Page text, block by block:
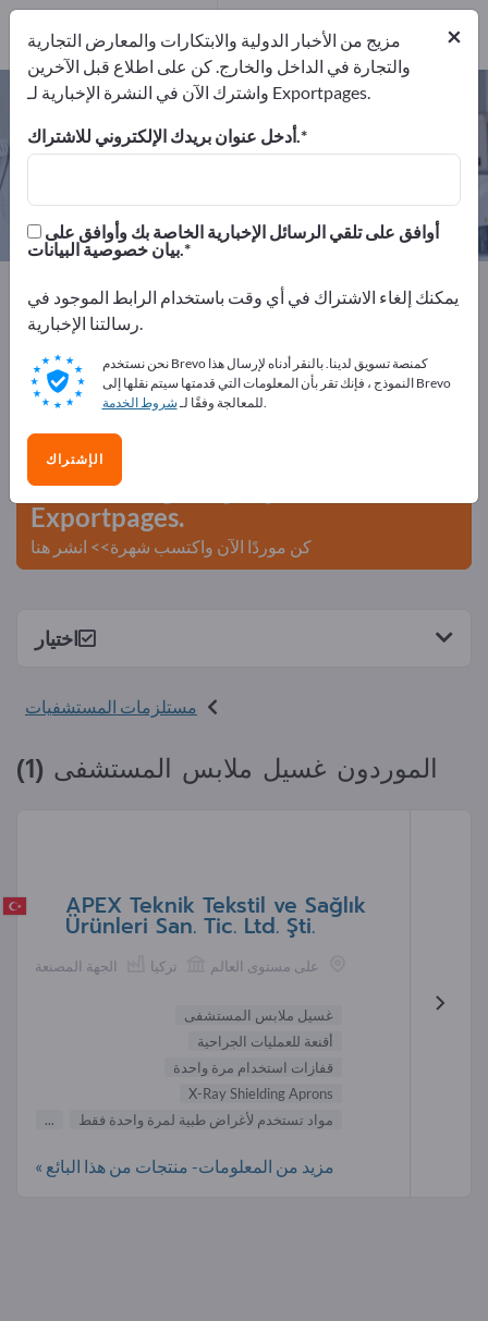
غسيل ملابس المستشفى – اعثر على
الشركات المصنعة والموردين
المصدرين1
المصنعين1
Exportpages الطب والمعامل
مستلزمات المستشفيات
غسيل ملابس المستشفى
أعلن مجانًا على Exportpages!
الاحتياجات – العروض – السلع المستعملة – جهات الاتصال
التجارية >> ابدأ من هنا
انشر شركتك ومنتجاتك على
Exportpages.
كن موردًا الآن واكتسب شهرة>> انشر هنا
اختيار
مستلزمات المستشفيات
الموردون غسيل ملابس المستشفى (1)
APEX Teknik Tekstil ve Sağlık
Ürünleri San. Tic. Ltd. Şti.
الجهة المصنعة تركيا على مستوى العالم
غسيل ملابس المستشفى
أقنعة للعمليات الجراحية
قفازات استخدام مرة واحدة
X-Ray Shielding Aprons
مواد تستخدم لأغراض طبية لمرة واحدة فقط
...
مزيد من المعلومات- منتجات من هذا البائع »
×
مزيج من الأخبار الدولية والابتكارات والمعارض التجارية
والتجارة في الداخل والخارج. كن على اطلاع قبل الآخرين
واشترك الآن في النشرة الإخبارية لـ Exportpages.
أدخل عنوان بريدك الإلكتروني للاشتراك.
بيان خصوصية البيانات.
يمكنك إلغاء الاشتراك في أي وقت باستخدام الرابط الموجود في
رسالتنا الإخبارية.
نحن نستخدم Brevo كمنصة تسويق لدينا. بالنقر أدناه لإرسال هذا
النموذج ، فإنك تقر بأن المعلومات التي قدمتها سيتم نقلها إلى Brevo
للمعالجة وفقًا لـشروط الخدمة .
الإشتراك